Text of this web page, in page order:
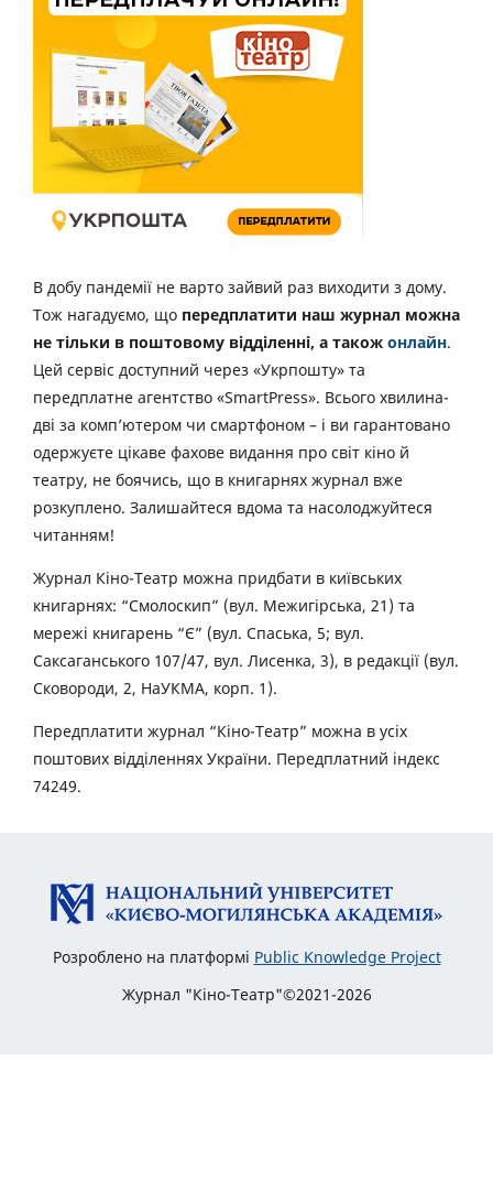
В добу пандемії не варто зайвий раз виходити з дому.
Тож нагадуємо, що передплатити наш журнал можна
не тільки в поштовому відділенні, а також онлайн.
Цей сервіс доступний через «Укрпошту» та
передплатне агентство «SmartPress». Всього хвилина-
дві за комп’ютером чи смартфоном – і ви гарантовано
одержуєте цікаве фахове видання про світ кіно й
театру, не боячись, що в книгарнях журнал вже
розкуплено. Залишайтеся вдома та насолоджуйтеся
читанням!
Журнал Кіно-Театр можна придбати в київських
книгарнях: “Смолоскип” (вул. Межигірська, 21) та
мережі книгарень “Є” (вул. Спаська, 5; вул.
Саксаганського 107/47, вул. Лисенка, 3), в редакції (вул.
Сковороди, 2, НаУКМА, корп. 1).
Передплатити журнал “Кіно-Театр” можна в усіх
поштових відділеннях України. Передплатний індекс
74249.
Розроблено на платформі Public Knowledge Project
Журнал "Кіно-Театр"©2021-2026